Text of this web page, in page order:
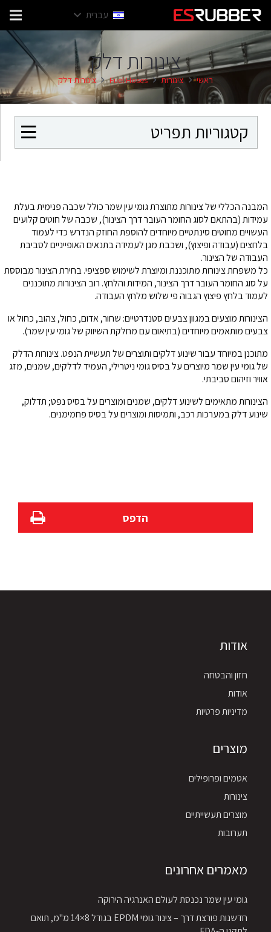
עברית
צינורות דלק
ראשי צינורות Fuel Hoses צינורות דלק
קטגוריות תפריט
המבנה הכללי של צינורות מתוצרת גומי עין שמר כולל שכבה פנימית בעלת
עמידות (בהתאם לסוג החומר העובר דרך הצינור), שכבה של חוטים קלועים
העשויים מחוטים סינתטיים מיוחדים להוספת החוזק הנדרש כדי לעמוד
בלחצים (עבודה ופיצוץ), ושכבת מגן לעמידה בתנאים האופייניים לסביבת
העבודה של הצינור.
כל משפחת צינורות מתוכננת ומיוצרת לשימוש ספציפי. בחירת הצינור מבוססת
על סוג החומר העובר דרך הצינור, המידות והלחץ. רוב הצינורות מתוכננים
לעמוד בלחץ פיצוץ הגבוה פי שלוש מלחץ העבודה.
הצינורות מוצעים במגוון צבעים סטנדרטיים: שחור, אדום, כחול, צהוב, כחול או
צבעים מותאמים מיוחדים (בתיאום עם מחלקת השיווק של גומי עין שמר).
מתוכנן במיוחד עבור שינוע דלקים ותוצרים של תעשיית הנפט. צינורות הדלק
של גומי עין שמר מיוצרים על בסיס גומי ניטרילי, העמיד לדלקים, שמנים, מזג
אוויר וזיהום סביבתי.
הצינורות מתאימים לשינוע דלקים, שמנים ומוצרים על בסיס נפט; תדלוק,
שינוע דלק במערכות רכב, ותמיסות ומוצרים על בסיס פחמימנים.
הדפס
אודות
חזון והבטחה
אודות
מדיניות פרטיות
מוצרים
אטמים ופרופילים
צינורות
מוצרים תעשייתיים
תערובות
מאמרים אחרונים
גומי עין שמר נכנסת לעולם האנרגיה הירוקה
חדשנות פורצת דרך – צינור גומי EPDM בגודל 8×14 מ"מ, תואם